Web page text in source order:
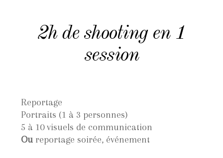
2h de shooting en 1
session
Reportage
Portraits (1 à 3 personnes)
5 à 10 visuels de communication
Ou reportage soirée, événement